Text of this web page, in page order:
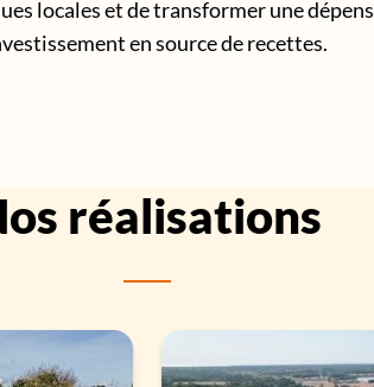
locales et de transformer une
en source de recettes.
réalisations